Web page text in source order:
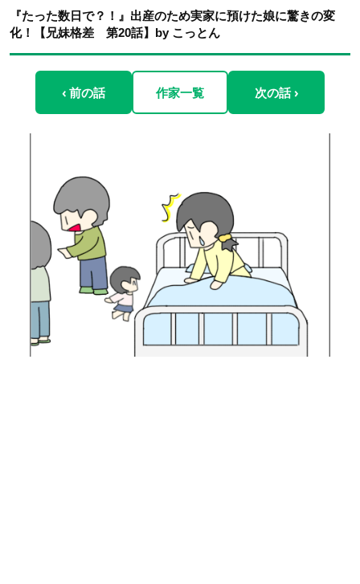
『たった数日で？！』出産のため実家に預けた娘に驚きの変
化！【兄妹格差 第20話】by こっとん
‹ 前の話 作家一覧 次の話 ›